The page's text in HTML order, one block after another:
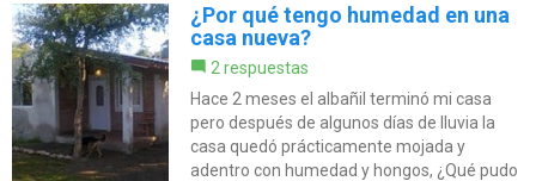
¿Por qué tengo humedad en una
casa nueva?
2 respuestas
Hace 2 meses el albañil terminó mi casa
pero después de algunos días de lluvia la
casa quedó prácticamente mojada y
adentro con humedad y hongos, ¿Qué pudo